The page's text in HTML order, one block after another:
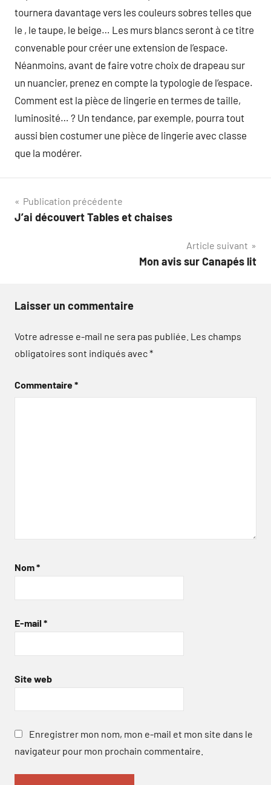
tournera davantage vers les couleurs sobres telles que
le , le taupe, le beige… Les murs blancs seront à ce titre
convenable pour créer une extension de l’espace.
Néanmoins, avant de faire votre choix de drapeau sur
un nuancier, prenez en compte la typologie de l’espace.
Comment est la pièce de lingerie en termes de taille,
luminosité… ? Un tendance, par exemple, pourra tout
aussi bien costumer une pièce de lingerie avec classe
que la modérer.
Navigation
de
Publication précédente
J’ai découvert Tables et chaises
Article suivant
Mon avis sur Canapés lit
Laisser un commentaire
Votre adresse e-mail ne sera pas publiée. Les champs
obligatoires sont indiqués avec*
Commentaire*
Nom*
E-mail *
Site web
Enregistrer mon nom, mon e-mail et mon site dans le
navigateur pour mon prochain commentaire.